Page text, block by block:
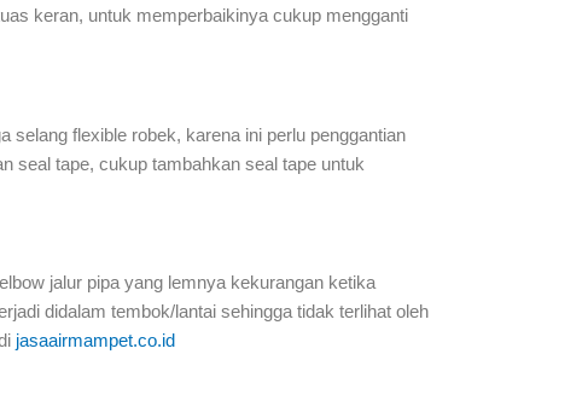
keran, untuk memperbaikinya cukup mengganti
selang flexible robek, karena ini perlu penggantian
seal tape, cukup tambahkan seal tape untuk
jalur pipa yang lemnya kekurangan ketika
didalam tembok/lantai sehingga tidak terlihat oleh
jasaairmampet.co.id